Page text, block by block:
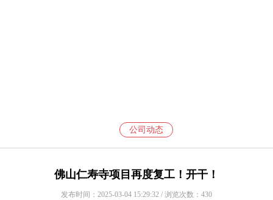
公司动态
佛山仁寿寺项目再度复工！开干！
发布时间：2025-03-04 15:29:32 / 浏览次数：430